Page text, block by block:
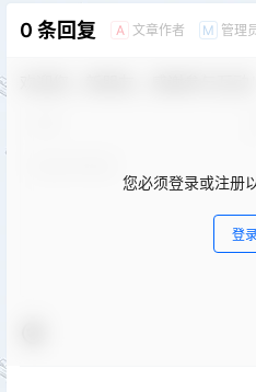
0 条回复 A 文章作者 M 管理
您必须登录或注册
登